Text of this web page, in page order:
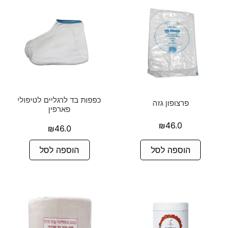
פרצופון גזה
₪46.0
הוספה לסל
כפפות בד לרגליים לטיפולי
פארפין
₪46.0
הוספה לסל